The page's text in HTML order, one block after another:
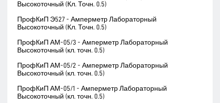
Высокоточный (Кл. Точн. 0.5)
ПрофКиП Э527 - Амперметр Лабораторный
Высокоточный (Кл. Точн. 0.5)
ПрофКиП АМ-05/3 - Амперметр Лабораторный
Высокоточный (кл. точн. 0.5)
ПрофКиП АМ-05/2 - Амперметр Лабораторный
Высокоточный (кл. точн. 0.5)
ПрофКиП АМ-05/1 - Амперметр Лабораторный
Высокоточный (кл. точн. 0.5)